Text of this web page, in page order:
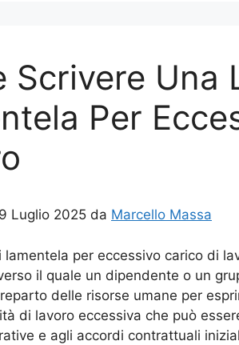
Scrivere Una
Per
Luglio 2025 da Marcello Massa
lamentela per eccessivo carico di
il quale un dipendente o un
delle risorse umane per
di lavoro eccessiva che può
e agli accordi contrattuali